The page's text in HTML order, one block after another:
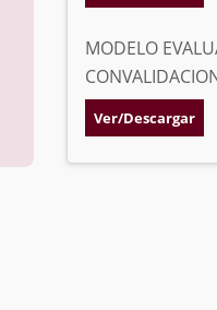
MODELO
Ver/Descargar